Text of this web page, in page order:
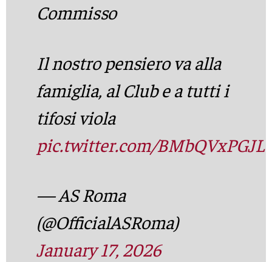
Commisso
Il nostro pensiero va alla
famiglia, al Club e a tutti i
tifosi viola
pic.twitter.com/BMbQVxPGJL
— AS Roma
(@OfficialASRoma)
January 17, 2026